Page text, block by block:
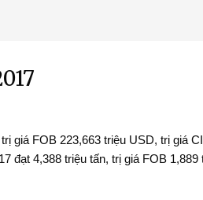
giá FOB 223,663 triệu USD, trị giá
đạt 4,388 triệu tấn, trị giá FOB 1,889
Đoàn Xúc tiến Thương mại tại
Kong SAR, Trung Quốc